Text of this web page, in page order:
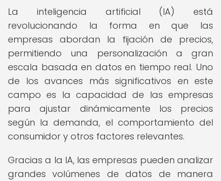
La inteligencia artificial (IA) está
revolucionando la forma en que las
empresas abordan la fijación de precios,
permitiendo una personalización a gran
escala basada en datos en tiempo real. Uno
de los avances más significativos en este
campo es la capacidad de las empresas
para ajustar dinámicamente los precios
según la demanda, el comportamiento del
consumidor y otros factores relevantes.
Gracias a la IA, las empresas pueden analizar
grandes volúmenes de datos de manera